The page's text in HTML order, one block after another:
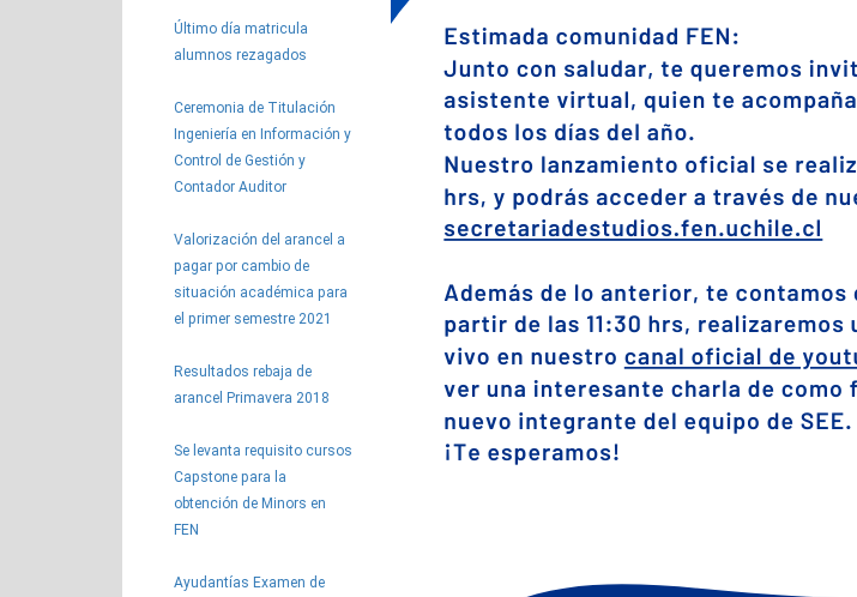
Último día matricula
alumnos rezagados
Ceremonia de Titulación
Ingeniería en Información y
Control de Gestión y
Contador Auditor
Valorización del arancel a
pagar por cambio de
situación académica para
el primer semestre 2021
Resultados rebaja de
arancel Primavera 2018
Se levanta requisito cursos
Capstone para la
obtención de Minors en
FEN
Ayudantías Examen de